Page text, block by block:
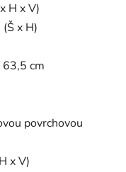
H x V)
x H)
63,5 cm
povrchovou
x V)